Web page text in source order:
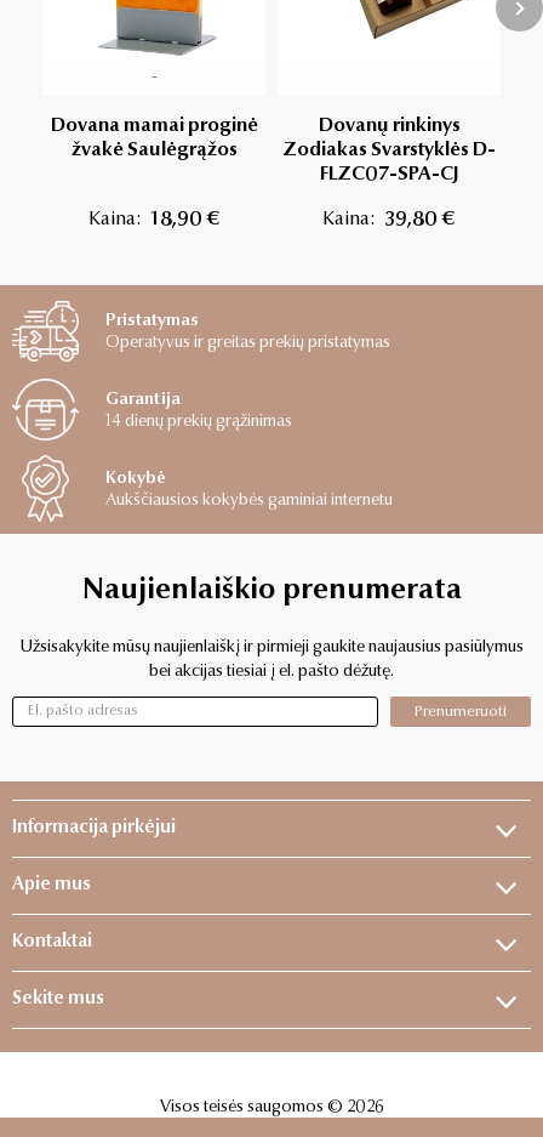
-
Dovana mamai proginė
žvakė Saulėgrąžos
Kaina: 18,90 €
Dovanų rinkinys
Zodiakas Svarstyklės D-
FLZC07-SPA-CJ
Kaina: 39,80 €
Pristatymas
Operatyvus ir greitas prekių pristatymas
Garantija
14 dienų prekių grąžinimas
Kokybė
Aukščiausios kokybės gaminiai internetu
Naujienlaiškio prenumerata
Užsisakykite mūsų naujienlaiškį ir pirmieji gaukite naujausius pasiūlymus
bei akcijas tiesiai į el. pašto dėžutę.
Prenumeruoti
Informacija pirkėjui
Apie mus
Kontaktai
Sekite mus
Visos teisės saugomos © 2026